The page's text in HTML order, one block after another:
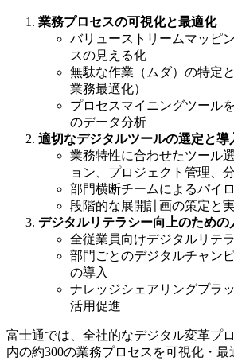
業務プロセスの可視化と最適化
バリューストリームマッピ
スの見える化
無駄な作業（ムダ）の特定
業務最適化）
プロセスマイニングツール
のデータ分析
適切なデジタルツールの選定と導
業務特性に合わせたツール
ョン、プロジェクト管理、
部門横断チームによるパイ
段階的な展開計画の策定と
デジタルリテラシー向上のための
全従業員向けデジタルリテ
部門ごとのデジタルチャン
の導入
ナレッジシェアリングプラ
活用促進
富士通では、全社的なデジタル変革プ
内の約300の業務プロセスを可視化・最